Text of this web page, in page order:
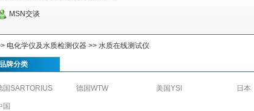
MSN交谈
电化学仪及水质检测仪器 >> 水质在线测试仪
牌分类
国SARTORIUS 德国WTW 美国YSI 日本
国